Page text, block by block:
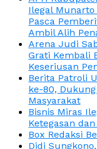
Ilegal Munarto
Pasca
Ambil Alih
Arena Judi
Grati Kembali
Keseriusan
Berita Patroli
ke-80,
Masyarakat
Bisnis Miras
Ketegasan
Box Redaksi
Didi